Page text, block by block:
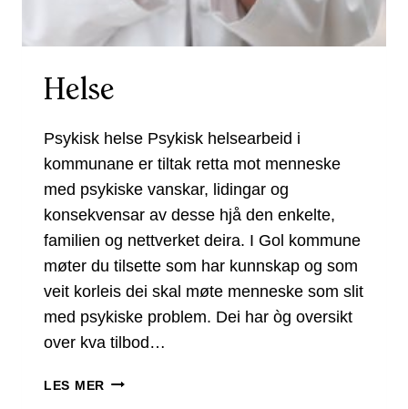
Helse
Psykisk helse Psykisk helsearbeid i
kommunane er tiltak retta mot menneske
med psykiske vanskar, lidingar og
konsekvensar av desse hjå den enkelte,
familien og nettverket deira. I Gol kommune
møter du tilsette som har kunnskap og som
veit korleis dei skal møte menneske som slit
med psykiske problem. Dei har òg oversikt
over kva tilbod…
LES MER HELSE